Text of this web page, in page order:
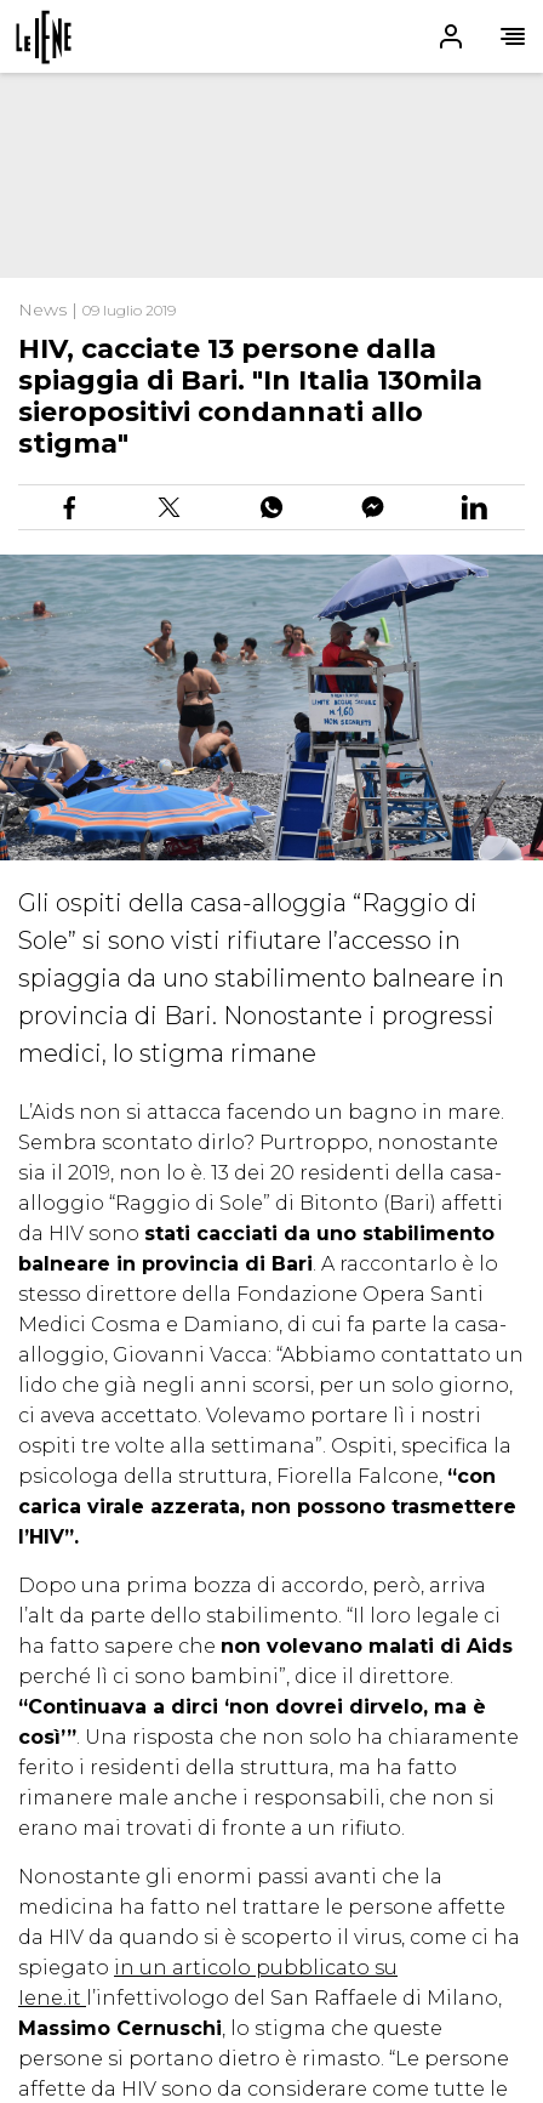
News | 09 luglio 2019
HIV, cacciate 13 persone dalla
spiaggia di Bari. "In Italia 130mila
sieropositivi condannati allo
stigma"
Gli ospiti della casa-alloggia “Raggio di
Sole” si sono visti rifiutare l’accesso in
spiaggia da uno stabilimento balneare in
provincia di Bari. Nonostante i progressi
medici, lo stigma rimane
L’Aids non si attacca facendo un bagno in mare.
Sembra scontato dirlo? Purtroppo, nonostante
sia il 2019, non lo è. 13 dei 20 residenti della casa-
alloggio “Raggio di Sole” di Bitonto (Bari) affetti
da HIV sono stati cacciati da uno stabilimento
balneare in provincia di Bari. A raccontarlo è lo
stesso direttore della Fondazione Opera Santi
Medici Cosma e Damiano, di cui fa parte la casa-
alloggio, Giovanni Vacca: “Abbiamo contattato un
lido che già negli anni scorsi, per un solo giorno,
ci aveva accettato. Volevamo portare lì i nostri
ospiti tre volte alla settimana”. Ospiti, specifica la
psicologa della struttura, Fiorella Falcone, “con
carica virale azzerata, non possono trasmettere
l’HIV”.
Dopo una prima bozza di accordo, però, arriva
l’alt da parte dello stabilimento. “Il loro legale ci
ha fatto sapere che non volevano malati di Aids
perché lì ci sono bambini”, dice il direttore.
“Continuava a dirci ‘non dovrei dirvelo, ma è
così’”. Una risposta che non solo ha chiaramente
ferito i residenti della struttura, ma ha fatto
rimanere male anche i responsabili, che non si
erano mai trovati di fronte a un rifiuto.
Nonostante gli enormi passi avanti che la
medicina ha fatto nel trattare le persone affette
da HIV da quando si è scoperto il virus, come ci ha
spiegato in un articolo pubblicato su
Iene.it l’infettivologo del San Raffaele di Milano,
Massimo Cernuschi, lo stigma che queste
persone si portano dietro è rimasto. “Le persone
affette da HIV sono da considerare come tutte le